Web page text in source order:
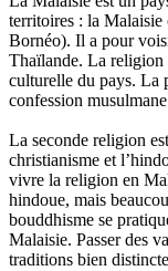
territoires : la Malaisie
Bornéo). Il a pour
Thaïlande. La religion
culturelle du pays. La
confession
La seconde religion
christianisme et
vivre la religion en
hindoue, mais
bouddhisme se
Malaisie. Passer des
traditions bien